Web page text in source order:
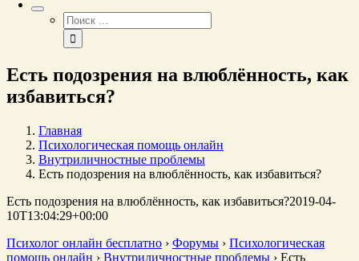
Результат
поиска:
Есть подозрения на влюблённость, как
избавиться?
Главная
Психологическая помощь онлайн
Внутриличностные проблемы
Есть подозрения на влюблённость, как избавиться?
Есть подозрения на влюблённость, как избавиться?2019-04-
10T13:04:29+00:00
Психолог онлайн бесплатно › Форумы › Психологическая
помощь онлайн › Внутриличностные проблемы › Есть